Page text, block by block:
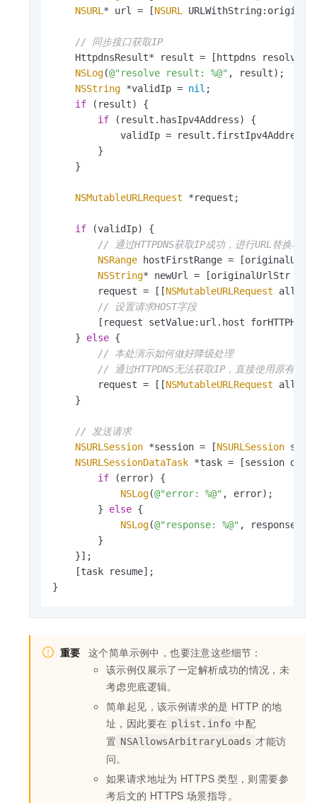
NSURL * url = [NSURL
// 同步接口获取IP
HttpdnsResult* result = [httpdns
NSLog(@"resolve result: %@" , result);
NSString *validIp = nil ;
if (result) {
if (result.hasIpv4Address) {
            validIp = result.firstIpv4Address;
        }
    }
NSMutableURLRequest *request;
if (validIp) {
// 通过HTTPDNS获取IP成功，进行URL替换和
NSRange hostFirstRange =
NSString* newUrl = [originalUrlStr
        request = [[
NSMutableURLRequest alloc]
// 设置请求HOST字段
[request setValue:url.host
    }
else {
// 本处演示如何做好降级处理
// 通过HTTPDNS无法获取IP，直接使用原有的
        request = [[
NSMutableURLRequest alloc]
    }
// 发送请求
NSURLSession *session = [NSURLSession
NSURLSessionDataTask *task = [session
if (error) {
NSLog(@"error: %@" , error);
        }
else {
NSLog(@"response: %@" , response);
        }
    }];
    [task resume];
}
重要 这个简单示例中，也要注意这些细节：
该示例仅展示了一定解析成功的情况，未
考虑兜底逻辑。
简单起见，该示例请求的是 HTTP 的地
址，因此要在 plist.info 中配
置 NSAllowsArbitraryLoads 才能访
问。
如果请求地址为 HTTPS 类型，则需要参
考后文的 HTTPS 场景指导。